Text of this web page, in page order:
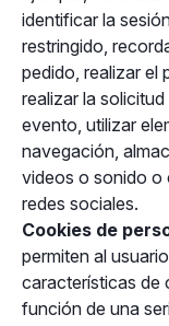
identificar la
restringido,
pedido, realizar el
realizar la
evento, utilizar
navegación,
videos o sonido o
redes sociales.
Cookies de
permiten al
características de
función de una